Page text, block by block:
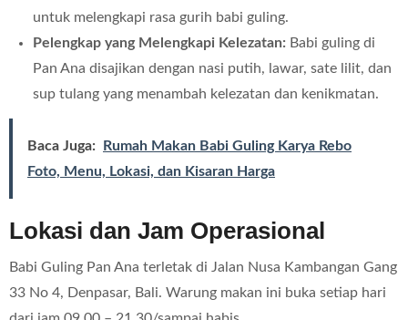
untuk melengkapi rasa gurih babi guling.
Pelengkap yang Melengkapi Kelezatan: Babi guling di
Pan Ana disajikan dengan nasi putih, lawar, sate lilit, dan
sup tulang yang menambah kelezatan dan kenikmatan.
Baca Juga:
Rumah Makan Babi Guling Karya Rebo
Foto, Menu, Lokasi, dan Kisaran Harga
Lokasi dan Jam Operasional
Babi Guling Pan Ana terletak di Jalan Nusa Kambangan Gang
33 No 4, Denpasar, Bali. Warung makan ini buka setiap hari